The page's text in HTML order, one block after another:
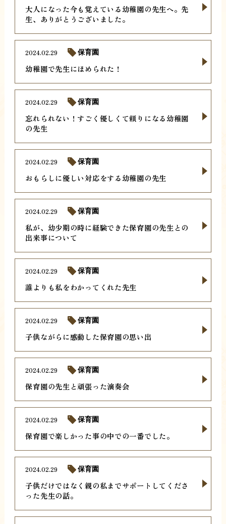
大人になった今も覚えている幼稚園の先生へ。先
生、ありがとうございました。
幼稚園で先生にほめられた！
2024.02.29 保育園
忘れられない！すごく優しくて頼りになる幼稚園
の先生
2024.02.29 保育園
おもらしに優しい対応をする幼稚園の先生
2024.02.29 保育園
私が、幼少期の時に経験できた保育園の先生との
出来事について
2024.02.29 保育園
誰よりも私をわかってくれた先生
2024.02.29 保育園
子供ながらに感動した保育園の思い出
2024.02.29 保育園
保育園の先生と頑張った演奏会
2024.02.29 保育園
保育園で楽しかった事の中での一番でした。
2024.02.29 保育園
子供だけではなく親の私までサポートしてくださ
った先生の話。
2024.02.29 保育園